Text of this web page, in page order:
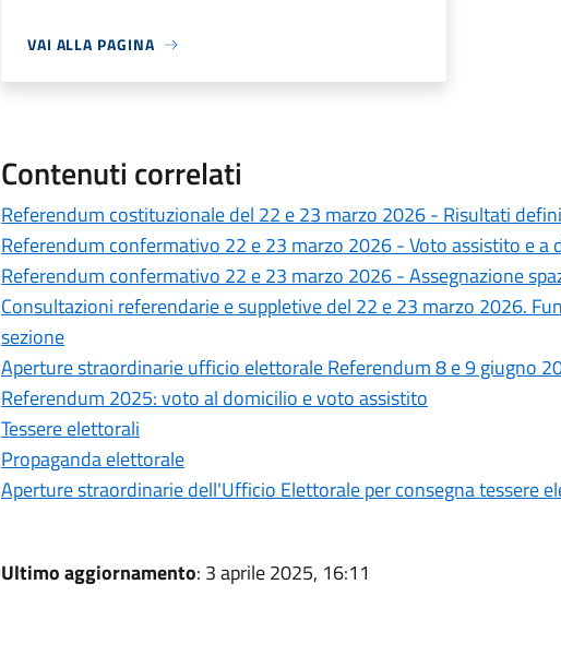
VAI ALLA PAGINA
Contenuti correlati
Referendum costituzionale del 22 e 23 marzo 2026 - Risultati
Referendum confermativo 22 e 23 marzo 2026 - Voto assistito e a
Referendum confermativo 22 e 23 marzo 2026 - Assegnazione
Consultazioni referendarie e suppletive del 22 e 23 marzo 2026.
sezione
Aperture straordinarie ufficio elettorale Referendum 8 e 9 giugno
Referendum 2025: voto al domicilio e voto assistito
Tessere elettorali
Propaganda elettorale
Aperture straordinarie dell'Ufficio Elettorale per consegna tessere
Ultimo aggiornamento: 3 aprile 2025, 16:11